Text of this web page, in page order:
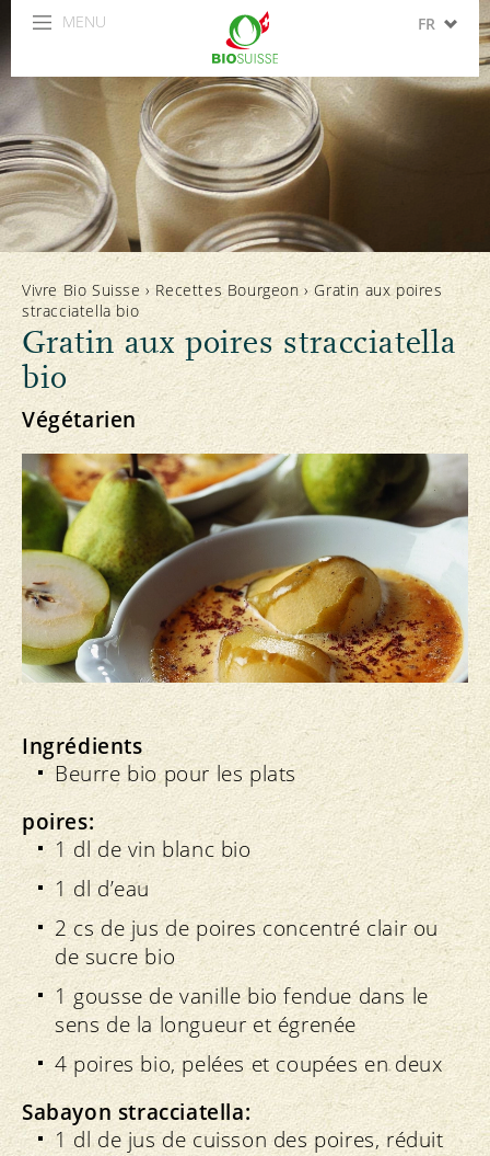
MENU FR
ES
Vivre Bio Suisse › Recettes Bourgeon›Gratin aux poires
stracciatella bio
Gratin aux poires stracciatella
bio
Végétarien
Ingrédients
Beurre bio pour les plats
poires:
1 dl de vin blanc bio
1 dl d’eau
2 cs de jus de poires concentré clair ou
de sucre bio
1 gousse de vanille bio fendue dans le
sens de la longueur et égrenée
4 poires bio, pelées et coupées en deux
Sabayon stracciatella:
1 dl de jus de cuisson des poires, réduit